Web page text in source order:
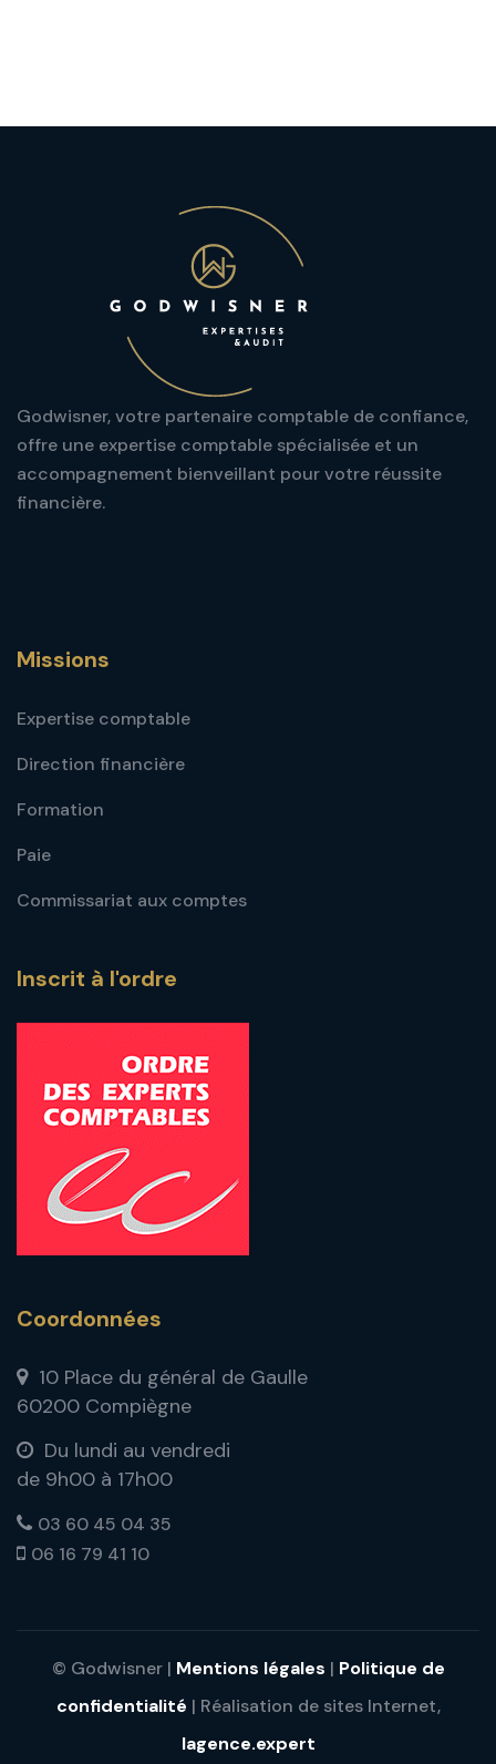
Godwisner, votre partenaire comptable de confiance,
offre une expertise comptable spécialisée et un
accompagnement bienveillant pour votre réussite
financière.
Missions
Expertise comptable
Direction financière
Formation
Paie
Commissariat aux comptes
Inscrit à l'ordre
Coordonnées
10 Place du général de Gaulle
60200 Compiègne
Du lundi au vendredi
de 9h00 à 17h00
03 60 45 04 35
06 16 79 41 10
© Godwisner | Mentions légales | Politique de
confidentialité | Réalisation de sites Internet,
lagence.expert